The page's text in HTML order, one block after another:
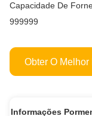
Capacidade De
999999
Obter O Melhor
Informações